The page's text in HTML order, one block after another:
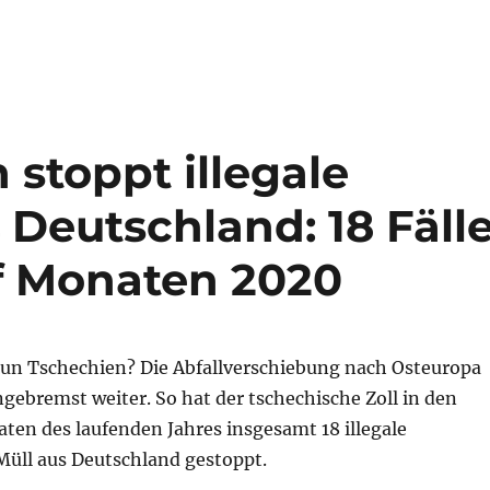
Jeder zehnte Mülltransport in Deutschland verstößt
stoppt illegale
18
2020
Tschechien? Die Abfallverschiebung nach Osteuropa
weiter. So hat der tschechische Zoll in den
des laufenden Jahres insgesamt 18 illegale
aus Deutschland gestoppt.